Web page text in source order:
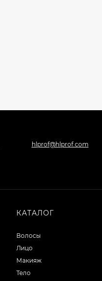
hlprof@hlprof.com
КАТАЛОГ
Волосы
Лицо
Макияж
Тело